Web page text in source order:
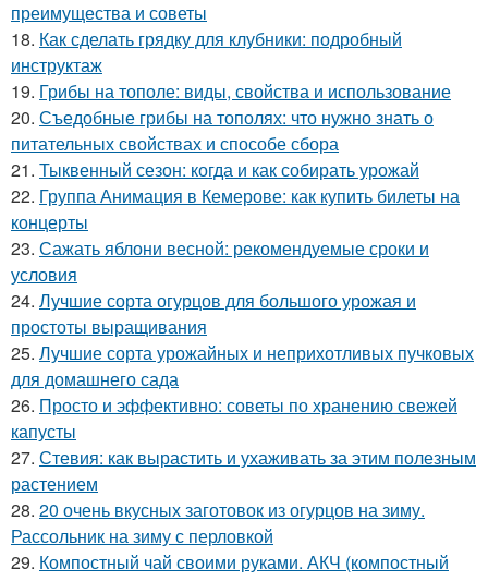
преимущества и советы
18. Как сделать грядку для клубники: подробный
инструктаж
19. Грибы на тополе: виды, свойства и использование
20. Съедобные грибы на тополях: что нужно знать о
питательных свойствах и способе сбора
21. Тыквенный сезон: когда и как собирать урожай
22. Группа Анимация в Кемерове: как купить билеты на
концерты
23. Сажать яблони весной: рекомендуемые сроки и
условия
24. Лучшие сорта огурцов для большого урожая и
простоты выращивания
25. Лучшие сорта урожайных и неприхотливых пучковых
для домашнего сада
26. Просто и эффективно: советы по хранению свежей
капусты
27. Стевия: как вырастить и ухаживать за этим полезным
растением
28. 20 очень вкусных заготовок из огурцов на зиму.
Рассольник на зиму с перловкой
29. Компостный чай своими руками. АКЧ (компостный